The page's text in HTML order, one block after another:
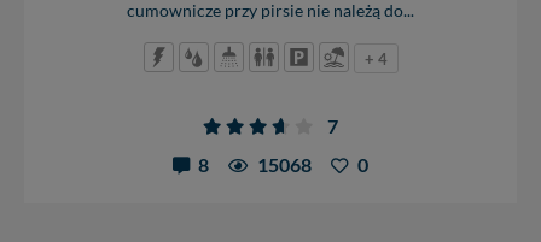
cumownicze przy pirsie nie należą do...
+ 4
7
8
15068 0